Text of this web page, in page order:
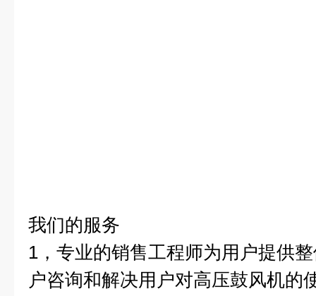
我们的服务
1，专业的销售工程师为用户提供
户咨询和解决用户对高压鼓风机的